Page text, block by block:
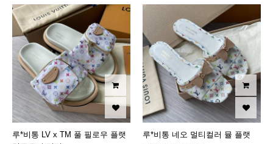
루*비통 LV x TM 풀 필로우 플랫
루*비통 네오 멀티컬러 뮬 플랫